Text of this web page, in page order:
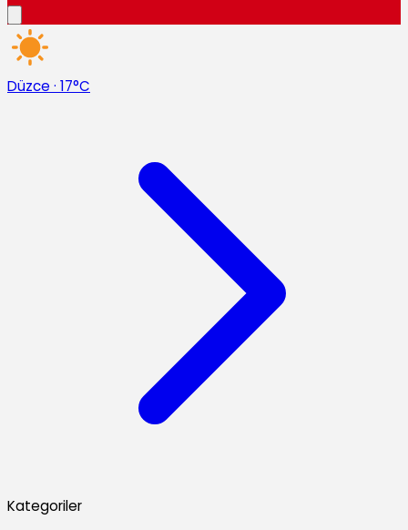
Düzce · 17°C
Kategoriler